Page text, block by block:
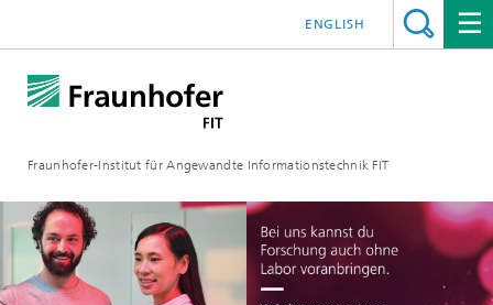
Fraunhofer-Institut für Angewandte Informationstechnik FIT
ENGLISH